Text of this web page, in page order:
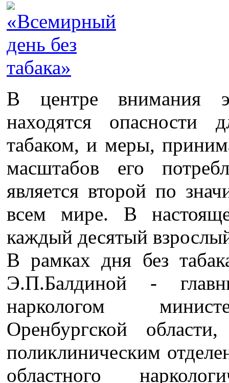
В центре внимания
находятся опасности
табаком, и меры,
масштабов его
является второй по
всем мире. В
каждый десятый
В рамках дня без
Э.П.Балдиной -
наркологом
Оренбургской
поликлиническим
областного